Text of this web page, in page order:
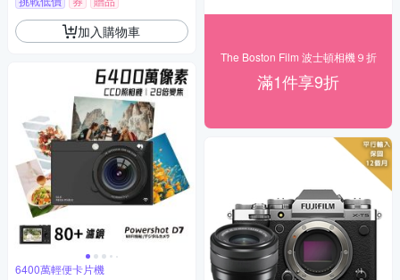
加入購物車
6400萬輕便卡片機
The Boston Film 波士頓相機９折
滿1件享9折